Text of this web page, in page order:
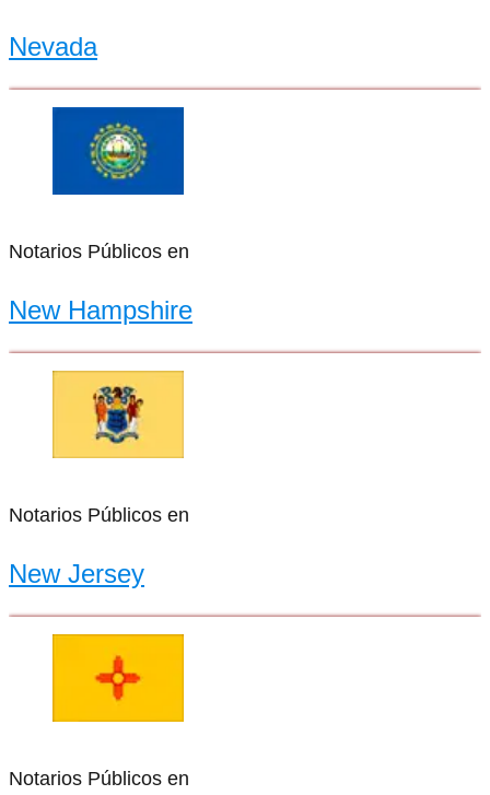
Nevada
Notarios Públicos en
New Hampshire
Notarios Públicos en
New Jersey
Notarios Públicos en